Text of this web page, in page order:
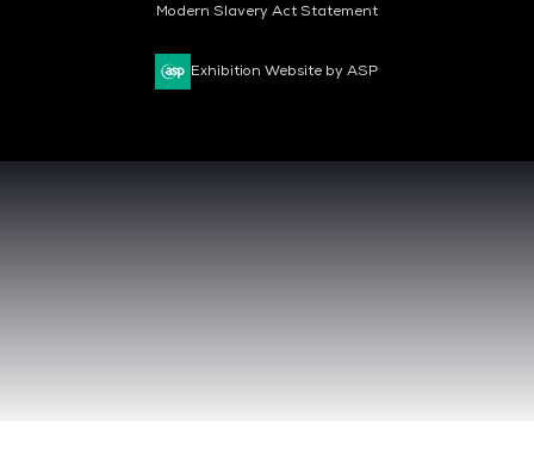
Modern Slavery Act Statement
Exhibition Website by ASP